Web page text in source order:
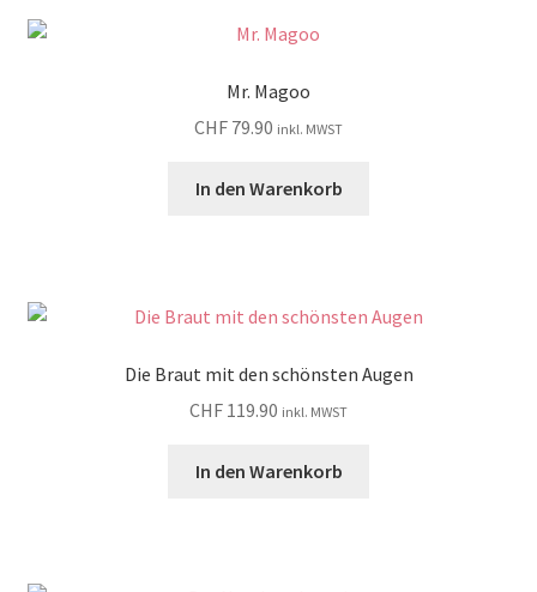
Mr. Magoo
CHF 79.90 inkl. MWST
In den Warenkorb
Die Braut mit den schönsten Augen
CHF 119.90 inkl. MWST
In den Warenkorb